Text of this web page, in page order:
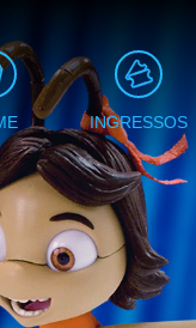
INGRESSOS